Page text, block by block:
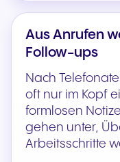
Aus Anrufen
Follow-ups
Nach
oft nur im Kopf
formlosen
gehen unter,
Arbeitsschritte